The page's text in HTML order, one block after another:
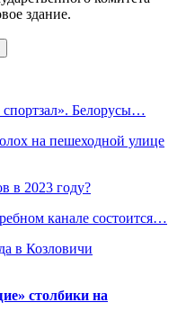
здание.
Белорусы…
на пешеходной улице
в 2023 году?
канале состоится…
в Козловичи
столбики на